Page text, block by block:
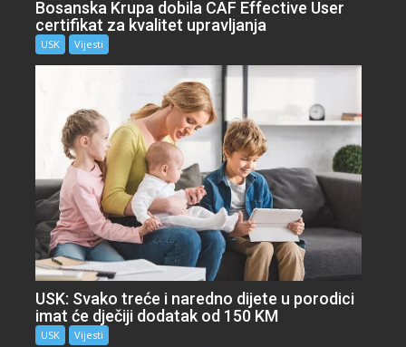
Bosanska Krupa dobila CAF Effective User
certifikat za kvalitet upravljanja
USK Vijesti
USK: Svako treće i naredno dijete u porodici
imat će dječiji dodatak od 150 KM
USK Vijesti